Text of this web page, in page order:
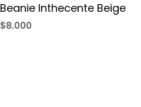
Beanie Inthecente Beige
$8.000